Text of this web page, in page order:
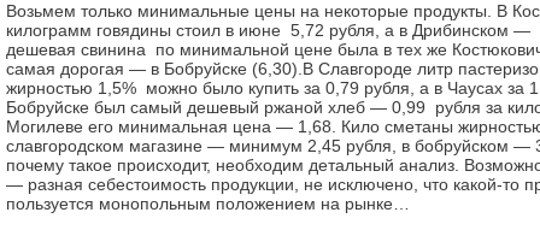
Возьмем только минимальные цены на некоторые продукты. В
килограмм говядины стоил в июне 5,72 рубля, а в Дрибинском
дешевая свинина по минимальной цене была в тех же
самая дорогая — в Бобруйске (6,30).В Славгороде литр
жирностью 1,5% можно было купить за 0,79 рубля, а в Чаусах за
Бобруйске был самый дешевый ржаной хлеб — 0,99 рубля за
Могилеве его минимальная цена — 1,68. Кило сметаны
славгородском магазине — минимум 2,45 рубля, в бобруйском —
почему такое происходит, необходим детальный анализ.
— разная себестоимость продукции, не исключено, что какой-то
пользуется монопольным положением на рынке…